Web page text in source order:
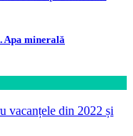
Apa minerală